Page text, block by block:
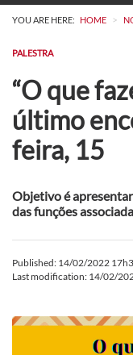
YOU ARE HERE: HOME >
PALESTRA
“O que
último
feira, 15
Objetivo é
das funções
Published: 14/02/2022
Last modification: 14/02/